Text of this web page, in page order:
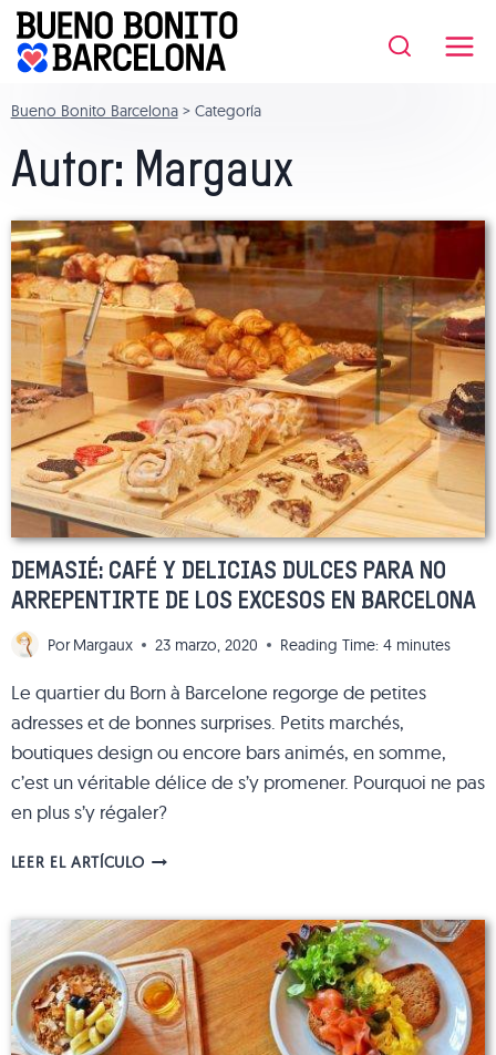
Saltar
contenido
Bueno Bonito Barcelona> Categoría
Autor: Margaux
DEMASIÉ: CAFÉ Y DELICIAS DULCES PARA NO
ARREPENTIRTE DE LOS EXCESOS EN BARCELONA
Por Margaux 23 marzo, 2020 Reading Time: 4 minutes
Le quartier du Born à Barcelone regorge de petites
adresses et de bonnes surprises. Petits marchés,
boutiques design ou encore bars animés, en somme,
c’est un véritable délice de s’y promener. Pourquoi ne pas
en plus s’y régaler?
LEER EL ARTÍCULODEMASIÉ:
DELICIAS
DULCES
PARA
NO
ARREPENTIRTE
DE